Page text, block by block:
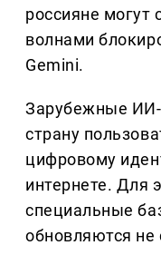
россияне могут
волнами
Gemini.
Зарубежные
страну
цифровому
интернете. Для
специальные
обновляются не